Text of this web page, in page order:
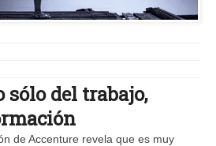
del trabajo,
de Accenture revela que es muy